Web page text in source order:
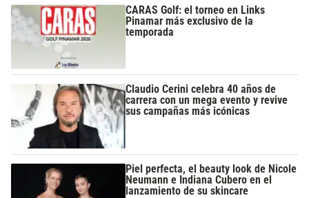
CARAS Golf: el torneo en Links
Pinamar más exclusivo de la
temporada
Claudio Cerini celebra 40 años de
carrera con un mega evento y revive
sus campañas más icónicas
Piel perfecta, el beauty look de Nicole
Neumann e Indiana Cubero en el
lanzamiento de su skincare